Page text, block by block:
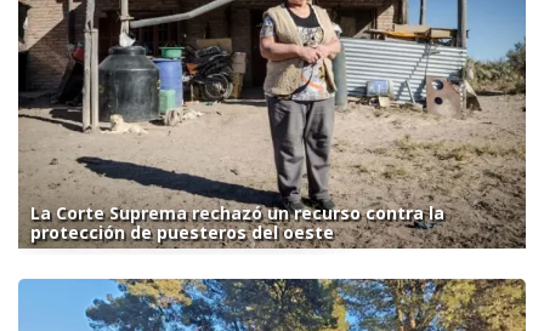
La Corte Suprema rechazó un recurso contra la
protección de puesteros del oeste